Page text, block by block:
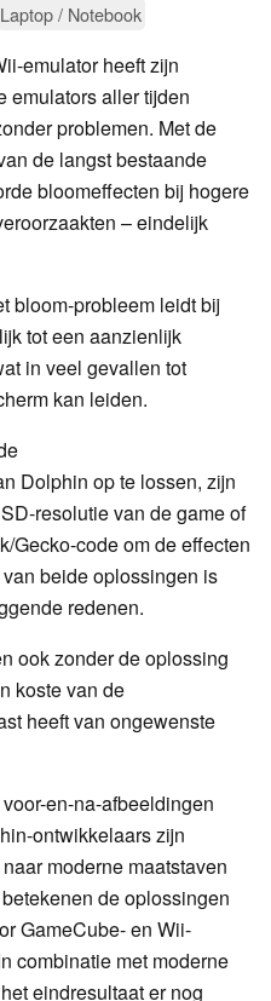
Laptop / Notebook
emulator heeft zijn
emulators aller tijden
problemen. Met de
de langst bestaande
bloomeffecten bij hogere
– eindelijk
bloom-probleem leidt bij
tot een aanzienlijk
in veel gevallen tot
kan leiden.
Dolphin op te lossen, zijn
resolutie van de game of
Gecko-code om de effecten
beide oplossingen is
redenen.
ook zonder de oplossing
koste van de
heeft van ongewenste
en-na-afbeeldingen
ontwikkelaars zijn
moderne maatstaven
de oplossingen
GameCube- en Wii-
combinatie met moderne
eindresultaat er nog